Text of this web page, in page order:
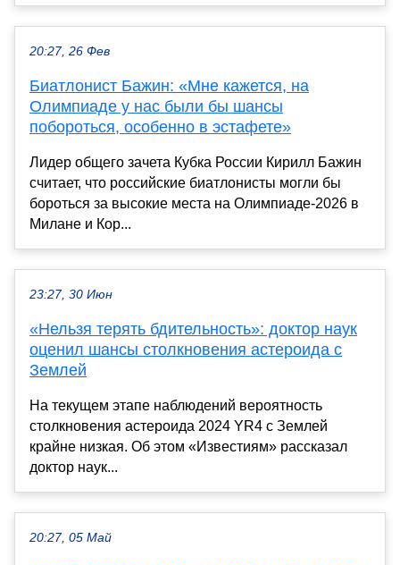
20:27, 26 Фев
Биатлонист Бажин: «Мне кажется, на
Олимпиаде у нас были бы шансы
побороться, особенно в эстафете»
Лидер общего зачета Кубка России Кирилл Бажин
считает, что российские биатлонисты могли бы
бороться за высокие места на Олимпиаде-2026 в
Милане и Кор...
23:27, 30 Июн
«Нельзя терять бдительность»: доктор наук
оценил шансы столкновения астероида с
Землей
На текущем этапе наблюдений вероятность
столкновения астероида 2024 YR4 с Землей
крайне низкая. Об этом «Известиям» рассказал
доктор наук...
20:27, 05 Май